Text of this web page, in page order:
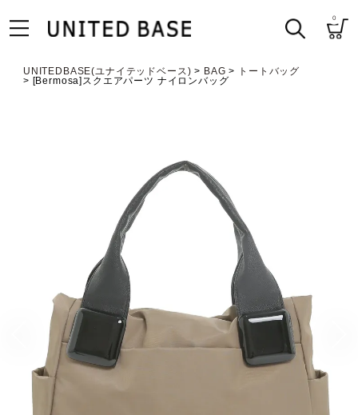
0
UNITEDBASE(ユナイテッドベース) BAG
トートバッグ
[Bermosa]スクエアパーツ ナイロンバッグ